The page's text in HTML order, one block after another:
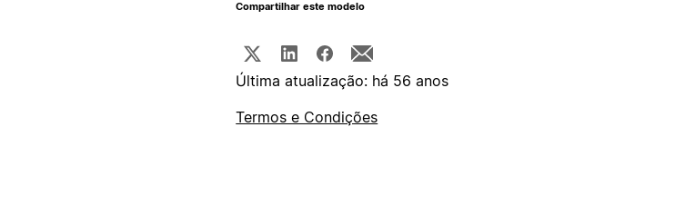
Compartilhar este modelo
Última atualização: há 56 anos
Termos e Condições